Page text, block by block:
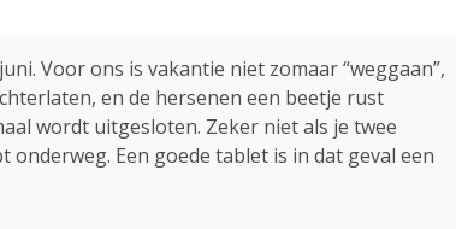
Voor ons is vakantie niet zomaar “weggaan”,
en de hersenen een beetje rust
wordt uitgesloten. Zeker niet als je twee
Een goede tablet is in dat geval een